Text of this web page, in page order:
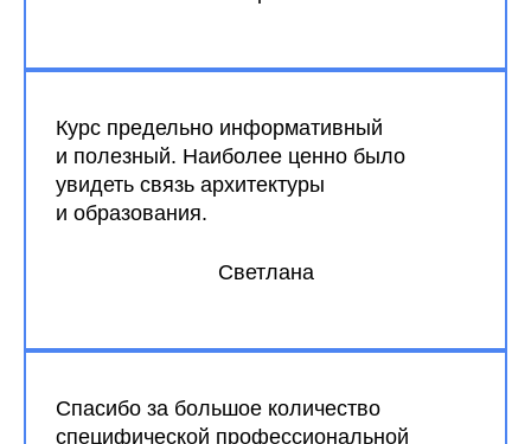
Курс предельно информативный
и полезный. Наиболее ценно было
увидеть связь архитектуры
и образования.
Светлана
Спасибо за большое количество
специфической профессиональной